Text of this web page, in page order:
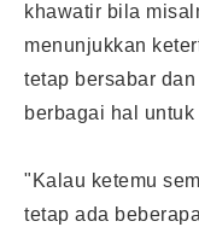
khawatir bila
menunjukkan
tetap bersabar
berbagai hal
"Kalau ketemu
tetap ada